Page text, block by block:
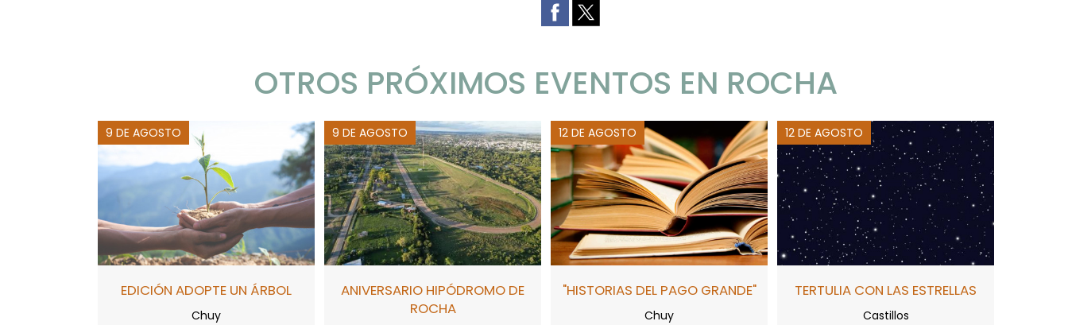
OTROS PRÓXIMOS EVENTOS EN ROCHA
9 DE AGOSTO
EDICIÓN ADOPTE UN ÁRBOL
Chuy
9 DE AGOSTO
ANIVERSARIO HIPÓDROMO DE
ROCHA
12 DE AGOSTO
"HISTORIAS DEL PAGO GRANDE"
Chuy
12 DE AGOSTO
TERTULIA CON LAS ESTRELLAS
Castillos